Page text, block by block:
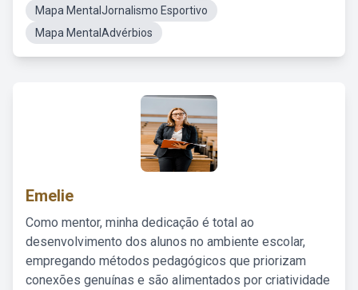
Mapa MentalJornalismo Esportivo
Mapa MentalAdvérbios
Emelie
Como mentor, minha dedicação é total ao
desenvolvimento dos alunos no ambiente escolar,
empregando métodos pedagógicos que priorizam
conexões genuínas e são alimentados por criatividade